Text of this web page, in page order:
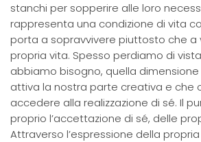
stanchi per sopperire alle loro
rappresenta una condizione di vita
porta a sopravvivere piuttosto che a
propria vita. Spesso perdiamo di
abbiamo bisogno, quella
attiva la nostra parte creativa e che
accedere alla realizzazione di sé. Il
proprio l’accettazione di sé, delle
Attraverso l’espressione della